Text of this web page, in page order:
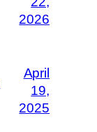
2026
April
19,
2025